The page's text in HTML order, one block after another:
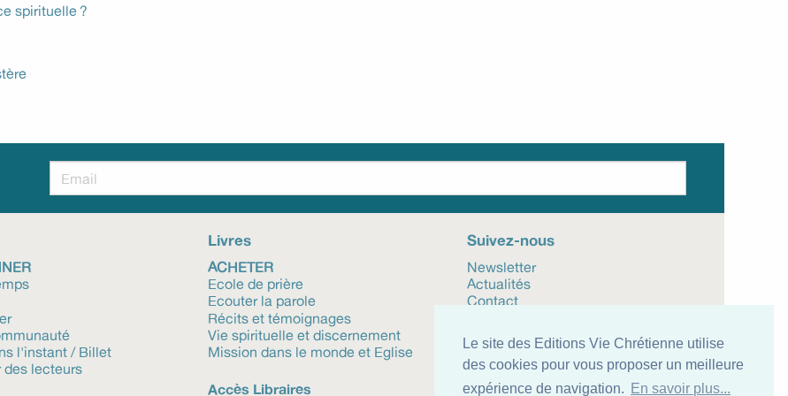
Le site des Editions Vie Chrétienne utilise
des cookies pour vous proposer un meilleure
expérience de navigation.
En savoir plus...
spirituelle ?
l'instant / Billet
des lecteurs
Livres
ACHETER
Ecole de prière
Ecouter la parole
Récits et témoignages
Vie spirituelle et discernement
Mission dans le monde et Eglise
Accès Libraires
Suivez-nous
Newsletter
Actualités
Contact
CGV